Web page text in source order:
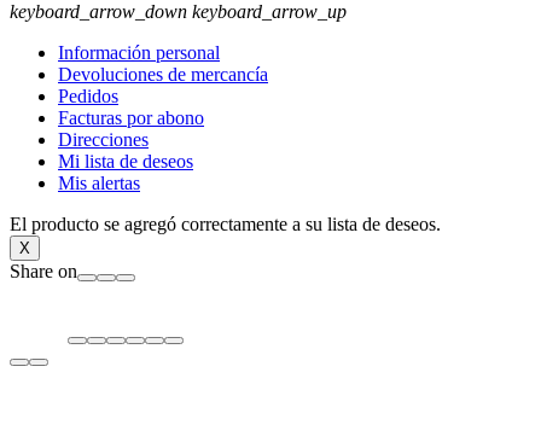
keyboard_arrow_down keyboard_arrow_up
Información personal
Devoluciones de mercancía
Pedidos
Facturas por abono
Direcciones
Mi lista de deseos
Mis alertas
El producto se agregó correctamente a su lista de deseos.
X
Share on